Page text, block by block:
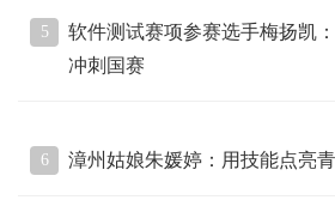
5
软件测试赛项参赛选手梅扬凯
冲刺国赛
6 漳州姑娘朱媛婷：用技能点亮